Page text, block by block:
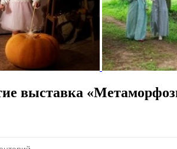
выставка